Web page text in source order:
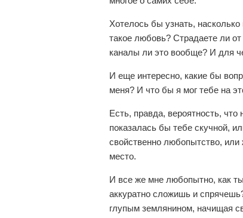
Хотелось бы узнать,
такое любовь? Страдаете ли
каналы ли это вообще? И для
И еще интересно, какие бы
меня? И что бы я мог тебе на
Есть, правда, вероятность,
показалась бы тебе скучной,
свойственно любопытство,
место.
И все же мне любопытно, как
аккуратно сложишь и
глупым землянином, начищая